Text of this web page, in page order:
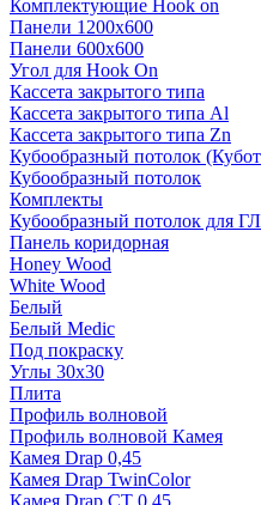
Комплектующие Hook on
Панели 1200х600
Панели 600х600
Угол для Hook On
Кассета закрытого типа
Кассета закрытого типа Al
Кассета закрытого типа Zn
Кубообразный потолок
Кубообразный потолок
Комплекты
Кубообразный потолок для
Панель коридорная
Honey Wood
White Wood
Белый
Белый Medic
Под покраску
Углы 30х30
Плита
Профиль волновой
Профиль волновой Камея
Камея Drap 0,45
Камея Drap TwinColor
Камея Drap СТ 0,45